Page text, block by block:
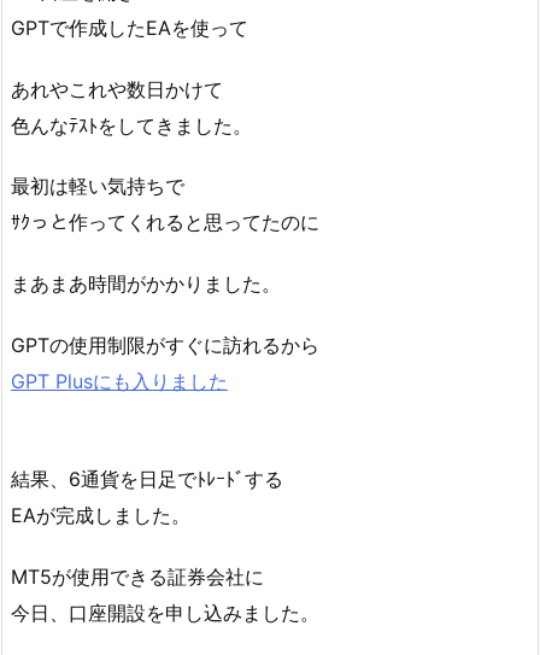
GPTで作成したEAを使って
あれやこれや数日かけて
色んなﾃｽﾄをしてきました。
最初は軽い気持ちで
ｻｸっと作ってくれると思ってたのに
まあまあ時間がかかりました。
GPTの使用制限がすぐに訪れるから
GPT Plusにも入りました
結果、6通貨を日足でﾄﾚｰﾄﾞする
EAが完成しました。
MT5が使用できる証券会社に
今日、口座開設を申し込みました。